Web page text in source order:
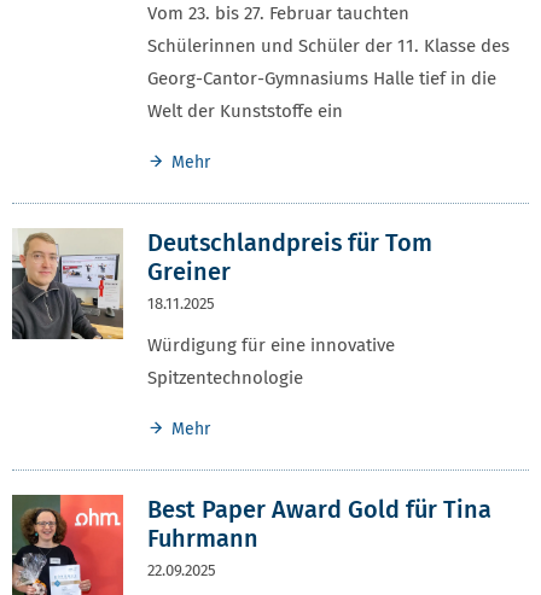
Vom 23. bis 27. Februar tauchten
Schülerinnen und Schüler der 11. Klasse des
Georg-Cantor-Gymnasiums Halle tief in die
Welt der Kunststoffe ein
Mehr
Deutschlandpreis für Tom
Greiner
18.11.2025
Würdigung für eine innovative
Spitzentechnologie
Mehr
Best Paper Award Gold für Tina
Fuhrmann
22.09.2025